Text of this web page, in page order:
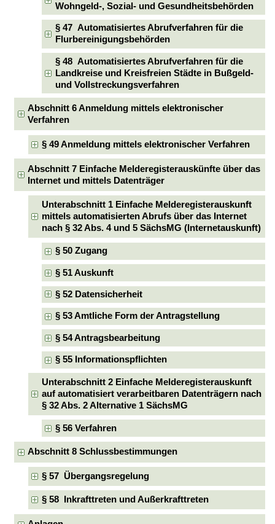
Wohngeld-, Sozial- und Gesundheitsbehörden
§ 47 Automatisiertes Abrufverfahren für die
Flurbereinigungsbehörden
§ 48 Automatisiertes Abrufverfahren für die
Landkreise und Kreisfreien Städte in Bußgeld-
und Vollstreckungsverfahren
Abschnitt 6 Anmeldung mittels elektronischer
Verfahren
§ 49 Anmeldung mittels elektronischer Verfahren
Abschnitt 7 Einfache Melderegisterauskünfte über das
Internet und mittels Datenträger
Unterabschnitt 1 Einfache Melderegisterauskunft
mittels automatisierten Abrufs über das Internet
nach § 32 Abs. 4 und 5 SächsMG (Internetauskunft)
§ 50 Zugang
§ 51 Auskunft
§ 52 Datensicherheit
§ 53 Amtliche Form der Antragstellung
§ 54 Antragsbearbeitung
§ 55 Informationspflichten
Unterabschnitt 2 Einfache Melderegisterauskunft
auf automatisiert verarbeitbaren Datenträgern nach
§ 32 Abs. 2 Alternative 1 SächsMG
§ 56 Verfahren
Abschnitt 8 Schlussbestimmungen
§ 57 Übergangsregelung
§ 58 Inkrafttreten und Außerkrafttreten